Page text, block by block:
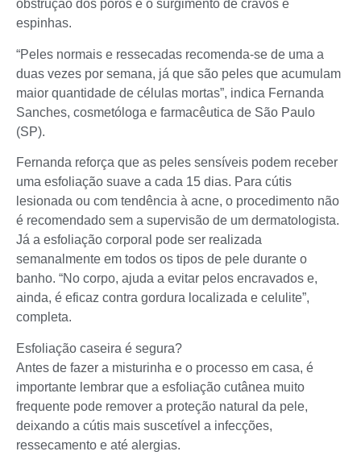
obstrução dos poros e o surgimento de cravos e
espinhas.
“Peles normais e ressecadas recomenda-se de uma a
duas vezes por semana, já que são peles que acumulam
maior quantidade de células mortas”, indica Fernanda
Sanches, cosmetóloga e farmacêutica de São Paulo
(SP).
Fernanda reforça que as peles sensíveis podem receber
uma esfoliação suave a cada 15 dias. Para cútis
lesionada ou com tendência à acne, o procedimento não
é recomendado sem a supervisão de um dermatologista.
Já a esfoliação corporal pode ser realizada
semanalmente em todos os tipos de pele durante o
banho. “No corpo, ajuda a evitar pelos encravados e,
ainda, é eficaz contra gordura localizada e celulite”,
completa.
Esfoliação caseira é segura?
Antes de fazer a misturinha e o processo em casa, é
importante lembrar que a esfoliação cutânea muito
frequente pode remover a proteção natural da pele,
deixando a cútis mais suscetível a infecções,
ressecamento e até alergias.